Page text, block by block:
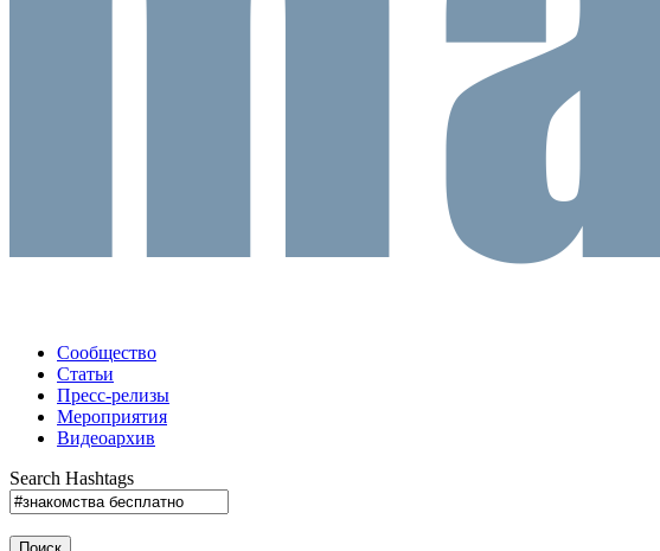
Сообщество
Статьи
Пресс-релизы
Мероприятия
Видеоархив
Search Hashtags